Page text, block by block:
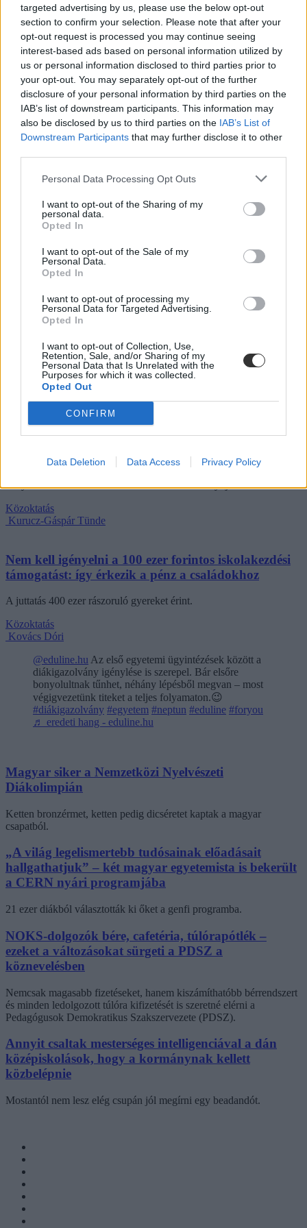
targeted advertising by us, please use the below opt-out
section to confirm your selection. Please note that after your
opt-out request is processed you may continue seeing
interest-based ads based on personal information utilized by
us or personal information disclosed to third parties prior to
your opt-out. You may separately opt-out of the further
disclosure of your personal information by third parties on the
IAB’s list of downstream participants. This information may
also be disclosed by us to third parties on the IAB’s List of
Downstream Participants that may further disclose it to other
Personal Data Processing Opt Outs
I want to opt-out of the Sharing of my
personal data.
Opted In
I want to opt-out of the Sale of my
Personal Data.
Opted In
I want to opt-out of processing my
Personal Data for Targeted Advertising.
Opted In
I want to opt-out of Collection, Use,
Retention, Sale, and/or Sharing of my
Personal Data that Is Unrelated with the
Purposes for which it was collected.
Opted Out
CONFIRM
Data Deletion Data Access Privacy Policy
Mikor pihenhettek még 2026-ban? Itt van az összes
hosszú hétvége és tanítási szünet
Kovács Dóri
Lannert Judit: Rugalmasabb napkezdés, hosszabb
szeptembertől
Tizennégy pontos szakmai javaslatcsomagot kaptak az általános
iskolák, amelynek célja, hogy csökkenjen az alsó tagozatos diákok
terhelése, és több idő jusson mozgásra, kreatív tevékenységekre,
valamint tapasztalati tanulásra. Az intézmények már a 2026/2027-es
Lannert Judit oktatási miniszter.
Közoktatás
Kurucz-Gáspár Tünde
Úgy néz ki, mégsem dolgozhatnak
óvodapedagógusként az óvodai nevelők
pedagógiai vagy gyógypedagógiai asszisztensként lehet alkalmazni
melyet a szervezet az oktatási minisztériumhoz nyújtott be.
Közoktatás
Kurucz-Gáspár Tünde
Nem kell igényelni a 100 ezer forintos iskolakezdési
támogatást: így érkezik a pénz a családokhoz
A juttatás 400 ezer rászoruló gyereket érint.
Közoktatás
Kovács Dóri
@eduline.hu Az első egyetemi ügyintézések között a
diákigazolvány igénylése is szerepel. Bár elsőre
bonyolultnak tűnhet, néhány lépésből megvan – most
végigvezetünk titeket a teljes folyamaton.😉
#diákigazolvány #egyetem #neptun #eduline #foryou
♬ eredeti hang - eduline.hu
Magyar siker a Nemzetközi Nyelvészeti
Diákolimpián
Ketten bronzérmet, ketten pedig dicséretet kaptak a magyar
csapatból.
„A világ legelismertebb tudósainak előadásait
hallgathatjuk” – két magyar egyetemista is bekerült
a CERN nyári programjába
21 ezer diákból választották ki őket a genfi programba.
NOKS-dolgozók bére, cafetéria, túlórapótlék –
ezeket a változásokat sürgeti a PDSZ a
köznevelésben
Nemcsak magasabb fizetéseket, hanem kiszámíthatóbb bérrendszert
és minden ledolgozott túlóra kifizetését is szeretné elérni a
Pedagógusok Demokratikus Szakszervezete (PDSZ).
Annyit csaltak mesterséges intelligenciával a dán
középiskolások, hogy a kormánynak kellett
közbelépnie
Mostantól nem lesz elég csupán jól megírni egy beadandót.